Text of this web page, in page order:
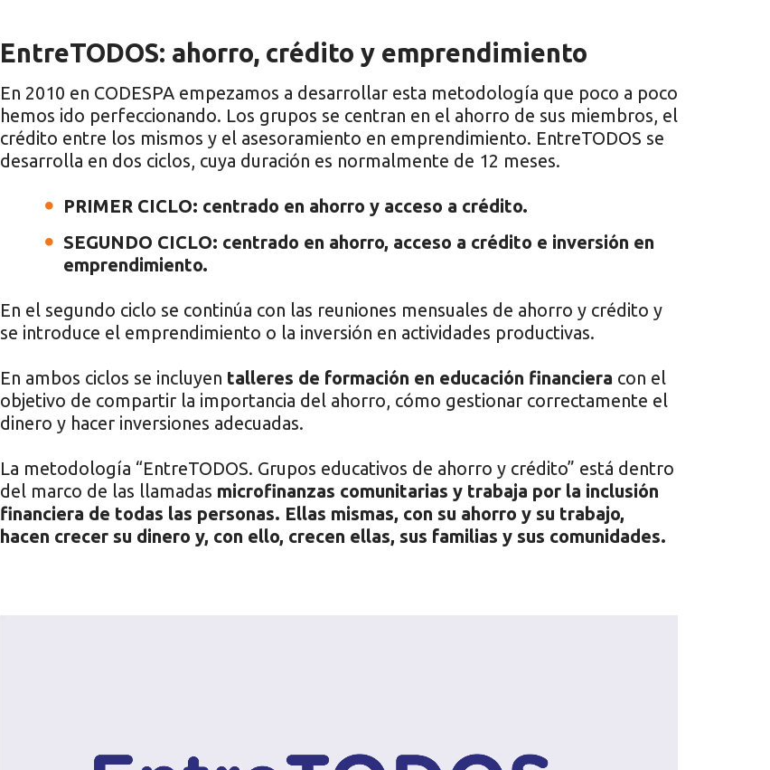
EntreTODOS: ahorro, crédito y emprendimiento
En 2010 en CODESPA empezamos a desarrollar esta metodología que poco a poco
hemos ido perfeccionando. Los grupos se centran en el ahorro de sus miembros, el
crédito entre los mismos y el asesoramiento en emprendimiento. EntreTODOS se
desarrolla en dos ciclos, cuya duración es normalmente de 12 meses.
PRIMER CICLO: centrado en ahorro y acceso a crédito.
SEGUNDO CICLO: centrado en ahorro, acceso a crédito e inversión en
emprendimiento.
En el segundo ciclo se continúa con las reuniones mensuales de ahorro y crédito y
se introduce el emprendimiento o la inversión en actividades productivas.
En ambos ciclos se incluyen talleres de formación en educación financiera con el
objetivo de compartir la importancia del ahorro, cómo gestionar correctamente el
dinero y hacer inversiones adecuadas.
La metodología “EntreTODOS. Grupos educativos de ahorro y crédito” está dentro
del marco de las llamadas microfinanzas comunitarias y trabaja por la inclusión
financiera de todas las personas. Ellas mismas, con su ahorro y su trabajo,
hacen crecer su dinero y, con ello, crecen ellas, sus familias y sus comunidades.